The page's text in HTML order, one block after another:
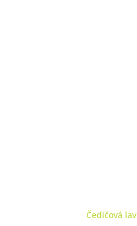
Čedičová